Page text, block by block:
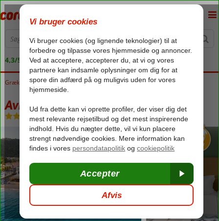
4,3/5 på Trustpilot
Forside
Grækenland Rhodos Ixia Avra Beach
Avra Beach
All Inclusive-Hotel